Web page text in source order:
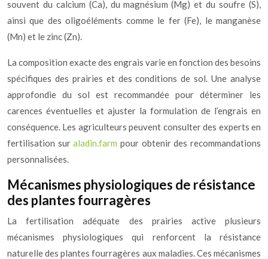
souvent du calcium (Ca), du magnésium (Mg) et du soufre (S),
ainsi que des oligoéléments comme le fer (Fe), le manganèse
(Mn) et le zinc (Zn).
La composition exacte des engrais varie en fonction des besoins
spécifiques des prairies et des conditions de sol. Une analyse
approfondie du sol est recommandée pour déterminer les
carences éventuelles et ajuster la formulation de l’engrais en
conséquence. Les agriculteurs peuvent consulter des experts en
fertilisation suraladin.farm pour obtenir des recommandations
personnalisées.
Mécanismes physiologiques de résistance
des plantes fourragères
La fertilisation adéquate des prairies active plusieurs
mécanismes physiologiques qui renforcent la résistance
naturelle des plantes fourragères aux maladies. Ces mécanismes